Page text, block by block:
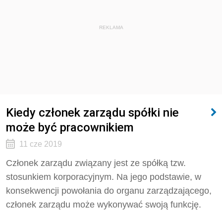
REKLAMA
Kiedy członek zarządu spółki nie
może być pracownikiem
11 cze 2019
Członek zarządu związany jest ze spółką tzw.
stosunkiem korporacyjnym. Na jego podstawie, w
konsekwencji powołania do organu zarządzającego,
członek zarządu może wykonywać swoją funkcję.